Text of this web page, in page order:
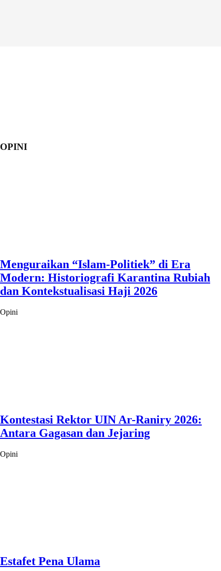
OPINI
Menguraikan “Islam-Politiek” di Era
Modern: Historiografi Karantina Rubiah
dan Kontekstualisasi Haji 2026
Opini
Kontestasi Rektor UIN Ar-Raniry 2026:
Antara Gagasan dan Jejaring
Opini
Estafet Pena Ulama